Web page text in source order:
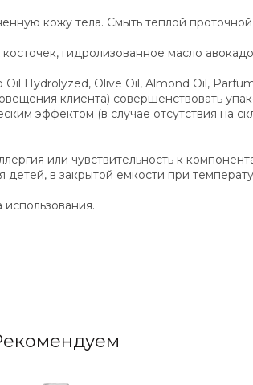
кожу тела. Смыть теплой
гидролизованное масло
Hydrolyzed, Olive Oil, Almond Oil,
клиента) совершенствовать
эффектом (в случае отсутствия на
или чувствительность к
детей, в закрытой емкости при
использования.